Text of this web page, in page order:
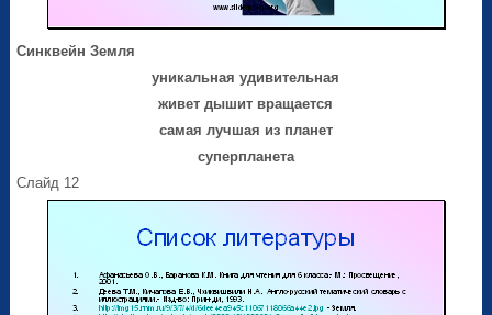
Синквейн Земля
уникальная удивительная
живет дышит вращается
самая лучшая из планет
суперпланета
Слайд 12